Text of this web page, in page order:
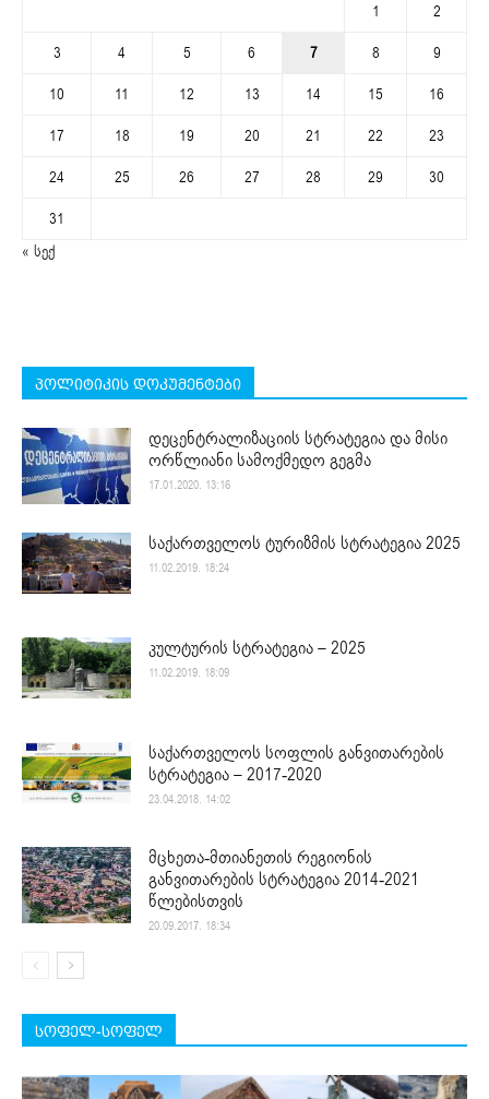
1
2
3
4 5 6 7 8
9
10
11 12 13 14 15
16
17
18 19 20 21 22
23
24
25 26 27 28 29
30
31
« სექ
პოლიტიკის დოკუმენტები
დეცენტრალიზაციის სტრატეგია და მისი
ორწლიანი სამოქმედო გეგმა
17.01.2020. 13:16
საქართველოს ტურიზმის სტრატეგია 2025
11.02.2019. 18:24
კულტურის სტრატეგია – 2025
11.02.2019. 18:09
საქართველოს სოფლის განვითარების
სტრატეგია – 2017-2020
23.04.2018. 14:02
მცხეთა-მთიანეთის რეგიონის
განვითარების სტრატეგია 2014-2021
წლებისთვის
20.09.2017. 18:34
სოფელ-სოფელ